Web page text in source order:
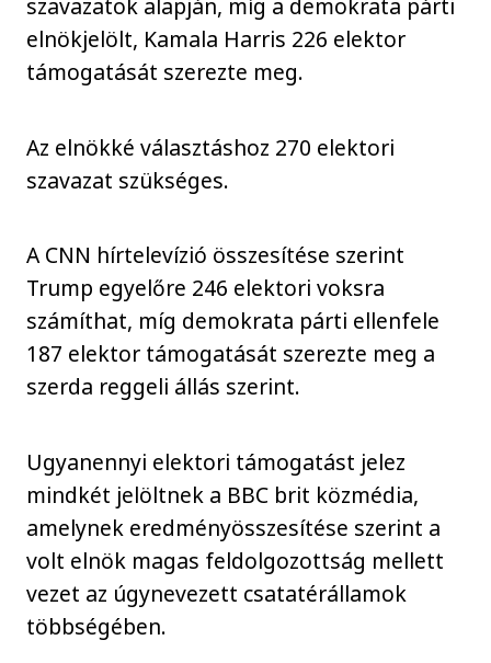
szavazatok alapján, míg a demokrata párti
elnökjelölt, Kamala Harris 226 elektor
támogatását szerezte meg.
Az elnökké választáshoz 270 elektori
szavazat szükséges.
A CNN hírtelevízió összesítése szerint
Trump egyelőre 246 elektori voksra
számíthat, míg demokrata párti ellenfele
187 elektor támogatását szerezte meg a
szerda reggeli állás szerint.
Ugyanennyi elektori támogatást jelez
mindkét jelöltnek a BBC brit közmédia,
amelynek eredményösszesítése szerint a
volt elnök magas feldolgozottság mellett
vezet az úgynevezett csatatérállamok
többségében.